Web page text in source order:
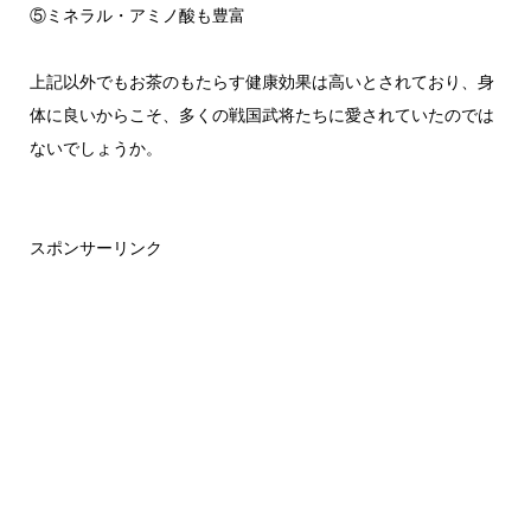
⑤ミネラル・アミノ酸も豊富
上記以外でもお茶のもたらす健康効果は高いとされており、身
体に良いからこそ、多くの戦国武将たちに愛されていたのでは
ないでしょうか。
スポンサーリンク